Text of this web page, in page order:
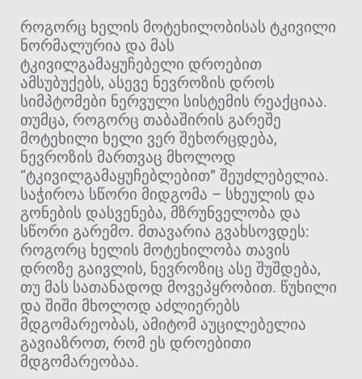
როგორც ხელის მოტეხილობისას ტკივილი
ნორმალურია და მას
ტკივილგამაყუჩებელი დროებით
ამსუბუქებს, ასევე ნევროზის დროს
სიმპტომები ნერვული სისტემის რეაქციაა.
თუმცა, როგორც თაბაშირის გარეშე
მოტეხილი ხელი ვერ შეხორცდება,
ნევროზის მართვაც მხოლოდ
“ტკივილგამაყუჩებლებით” შეუძლებელია.
საჭიროა სწორი მიდგომა – სხეულის და
გონების დასვენება, მზრუნველობა და
სწორი გარემო. მთავარია გვახსოვდეს:
როგორც ხელის მოტეხილობა თავის
დროზე გაივლის, ნევროზიც ასე შუშდება,
თუ მას სათანადოდ მოვეპყრობით. წუხილი
და შიში მხოლოდ აძლიერებს
მდგომარეობას, ამიტომ აუცილებელია
გავიაზროთ, რომ ეს დროებითი
მდგომარეობაა.